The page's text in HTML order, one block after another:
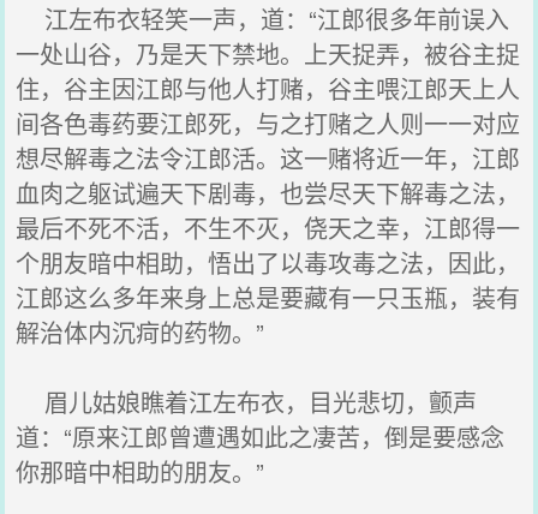
江左布衣轻笑一声，道：“江郎很多年前误入
一处山谷，乃是天下禁地。上天捉弄，被谷主捉
住，谷主因江郎与他人打赌，谷主喂江郎天上人
间各色毒药要江郎死，与之打赌之人则一一对应
想尽解毒之法令江郎活。这一赌将近一年，江郎
血肉之躯试遍天下剧毒，也尝尽天下解毒之法，
最后不死不活，不生不灭，侥天之幸，江郎得一
个朋友暗中相助，悟出了以毒攻毒之法，因此，
江郎这么多年来身上总是要藏有一只玉瓶，装有
解治体内沉疴的药物。”
眉儿姑娘瞧着江左布衣，目光悲切，颤声
道：“原来江郎曾遭遇如此之凄苦，倒是要感念
你那暗中相助的朋友。”